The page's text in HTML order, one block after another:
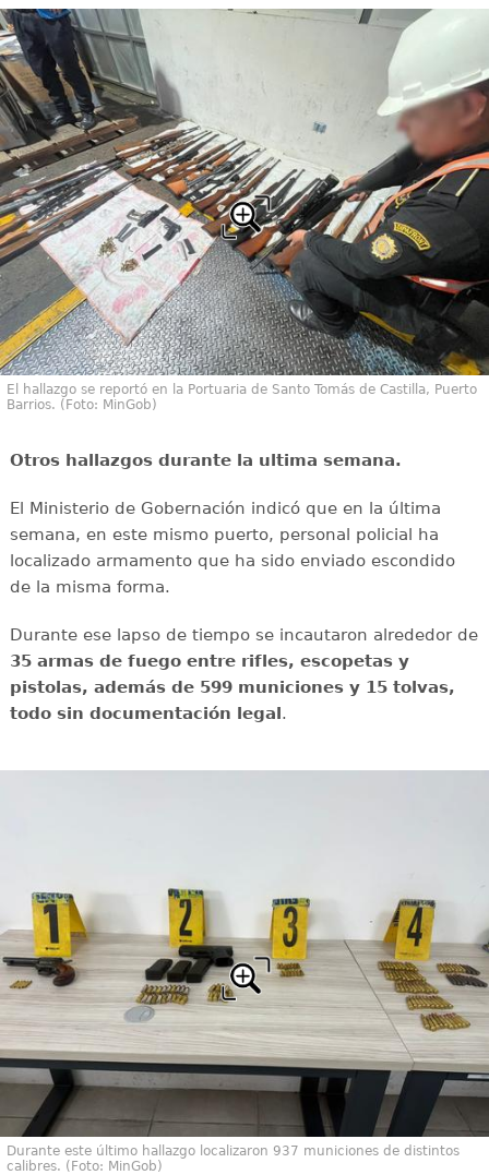
El hallazgo se reportó en la Portuaria de Santo Tomás de Castilla, Puerto
Barrios. (Foto: MinGob)
Otros hallazgos durante la ultima semana.
El Ministerio de Gobernación indicó que en la última
semana, en este mismo puerto, personal policial ha
localizado armamento que ha sido enviado escondido
de la misma forma.
Durante ese lapso de tiempo se incautaron alrededor de
35 armas de fuego entre rifles, escopetas y
pistolas, además de 599 municiones y 15 tolvas,
todo sin documentación legal.
Durante este último hallazgo localizaron 937 municiones de distintos
calibres. (Foto: MinGob)